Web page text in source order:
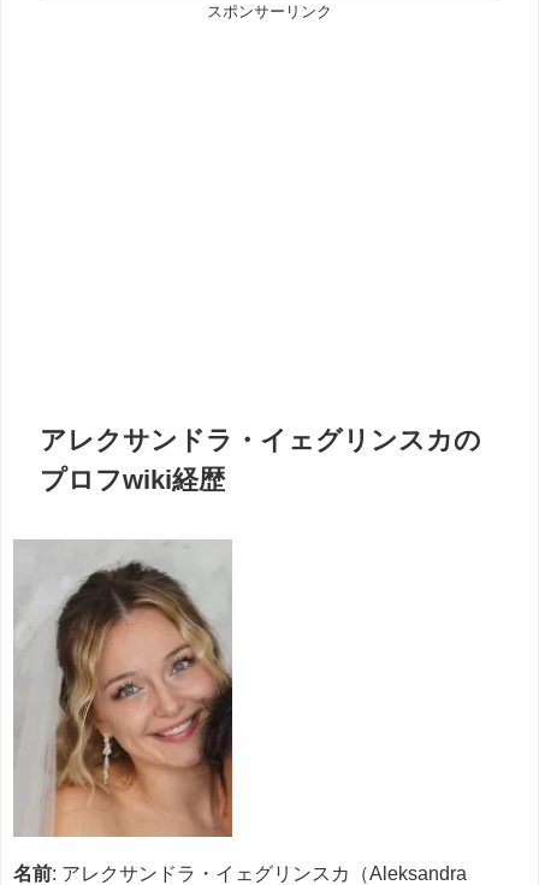
スポンサーリンク
アレクサンドラ・イェグリンスカの
プロフwiki経歴
名前: アレクサンドラ・イェグリンスカ（Aleksandra